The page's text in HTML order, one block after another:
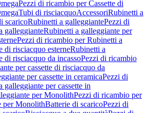
Pezzi di ricambio per Cassette di
Tubi di risciacquoAccessoriRubinetti a
scaricoRubinetti a galleggiantePezzi di
galleggianteRubinetti a galleggiante per
Pezzi di ricambio per Rubinetti a
di risciacquo esterneRubinetti a
di risciacquo da incassoPezzi di ricambio
per cassette di risciacquo da
per cassette in ceramicaPezzi di
per cassette in
per MonolithPezzi di ricambio per
per MonolithBatterie di scaricoPezzi di